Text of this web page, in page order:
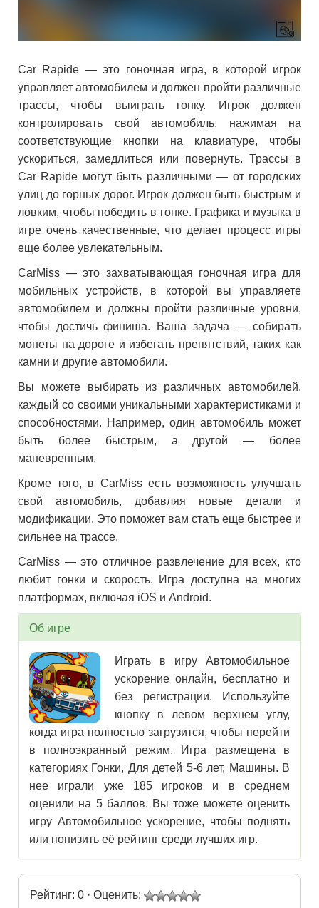
Car Rapide — это гоночная игра, в которой игрок
управляет автомобилем и должен пройти различные
трассы, чтобы выиграть гонку. Игрок должен
контролировать свой автомобиль, нажимая на
соответствующие кнопки на клавиатуре, чтобы
ускориться, замедлиться или повернуть. Трассы в
Car Rapide могут быть различными — от городских
улиц до горных дорог. Игрок должен быть быстрым и
ловким, чтобы победить в гонке. Графика и музыка в
игре очень качественные, что делает процесс игры
еще более увлекательным.
CarMiss — это захватывающая гоночная игра для
мобильных устройств, в которой вы управляете
автомобилем и должны пройти различные уровни,
чтобы достичь финиша. Ваша задача — собирать
монеты на дороге и избегать препятствий, таких как
камни и другие автомобили.
Вы можете выбирать из различных автомобилей,
каждый со своими уникальными характеристиками и
способностями. Например, один автомобиль может
быть более быстрым, а другой — более
маневренным.
Кроме того, в CarMiss есть возможность улучшать
свой автомобиль, добавляя новые детали и
модификации. Это поможет вам стать еще быстрее и
сильнее на трассе.
CarMiss — это отличное развлечение для всех, кто
любит гонки и скорость. Игра доступна на многих
платформах, включая iOS и Android.
Об игре
Играть в игру Автомобильное
ускорение онлайн, бесплатно и
без регистрации. Используйте
кнопку в левом верхнем углу,
когда игра полностью загрузится, чтобы перейти
в полноэкранный режим. Игра размещена в
категориях Гонки, Для детей 5-6 лет, Машины. В
нее играли уже 185 игроков и в среднем
оценили на 5 баллов. Вы тоже можете оценить
игру Автомобильное ускорение, чтобы поднять
или понизить её рейтинг среди лучших игр.
Рейтинг: 0 · Оценить: